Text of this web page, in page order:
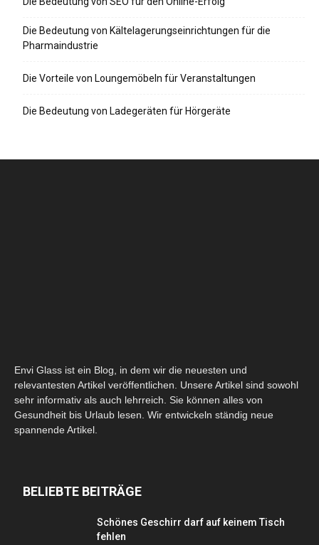
Die Bedeutung von Kältelagerungseinrichtungen für die
Pharmaindustrie
Die Vorteile von Loungemöbeln für Veranstaltungen
Die Bedeutung von Ladegeräten für Hörgeräte
Envi Glass ist ein Blog, in dem wir die neuesten und
relevantesten Artikel veröffentlichen. Unsere Artikel sind sowohl
sehr informativ als auch lehrreich. Sie können alles von
Gesundheit bis Urlaub lesen. Wir entwickeln ständig neue
spannende Artikel.
BELIEBTE BEITRÄGE
Schönes Geschirr darf auf keinem Tisch
fehlen